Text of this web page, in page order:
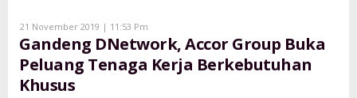
Accor
Group
Buka
Peluang
21 November 2019 | 11:53 Pm
Lokabali
Gandeng DNetwork, Accor Group Buka
Peluang Tenaga Kerja Berkebutuhan
Khusus